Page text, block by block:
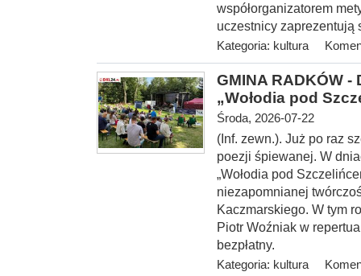
współorganizatorem
uczestnicy
Kategoria: kultura
GMINA RADKÓW
„Wołodia pod
Środa, 2026-07-22
(Inf. zewn.). Już po raz
poezji śpiewanej. W
„Wołodia pod
niezapomnianej
Kaczmarskiego. W tym
Piotr Woźniak w
bezpłatny.
Kategoria: kultura